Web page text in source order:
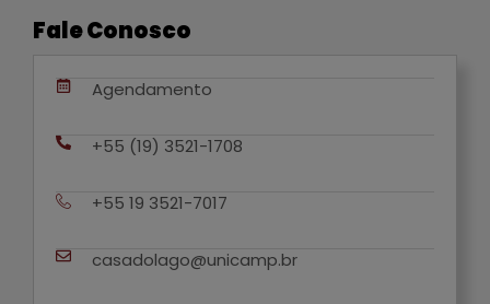
Fale Conosco
Agendamento
+55 (19) 3521-1708
+55 19 3521-7017
casadolago@unicamp.br